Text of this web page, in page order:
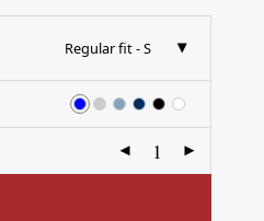
Regular fit - S